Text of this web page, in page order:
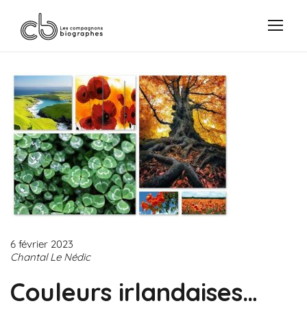
6 février 2023
Chantal Le Nédic
Couleurs irlandaises…